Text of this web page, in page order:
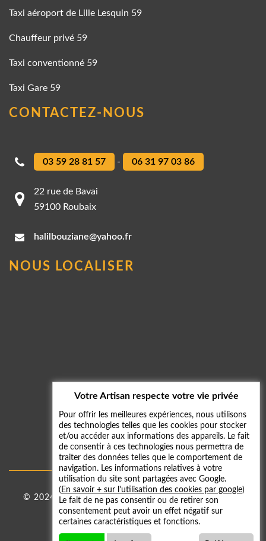
Taxi aéroport de Lille Lesquin 59
Chauffeur privé 59
Taxi conventionné 59
Taxi Gare 59
CONTACTEZ-NOUS
03 59 28 81 57 - 06 31 97 03 86
22 rue de Bavai
59100 Roubaix
halilbouziane@yahoo.fr
NOUS LOCALISER
© 2024 - 2026Taxi 59 |Mentions légales-Galerie
photos
Votre Artisan respecte votre vie privée
Pour offrir les meilleures expériences, nous utilisons
des technologies telles que les cookies pour stocker
et/ou accéder aux informations des appareils. Le fait
de consentir à ces technologies nous permettra de
traiter des données telles que le comportement de
navigation. Les informations relatives à votre
utilisation du site sont partagées avec Google.
( En savoir + sur l'utilisation des cookies par google)
Le fait de ne pas consentir ou de retirer son
consentement peut avoir un effet négatif sur
certaines caractéristiques et fonctions.